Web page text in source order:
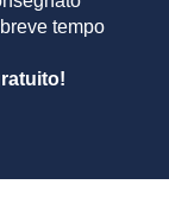
tempo